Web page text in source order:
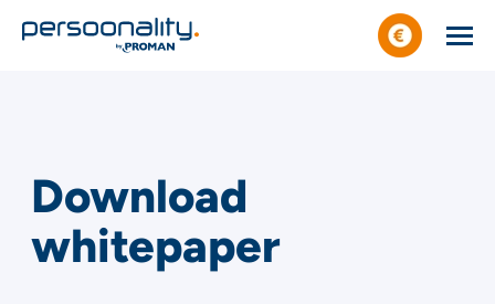
Download
whitepaper